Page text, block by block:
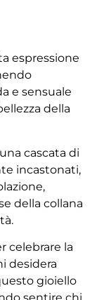
espressione
e sensuale
della
cascata di
incastonati,
della collana
celebrare la
desidera
gioiello